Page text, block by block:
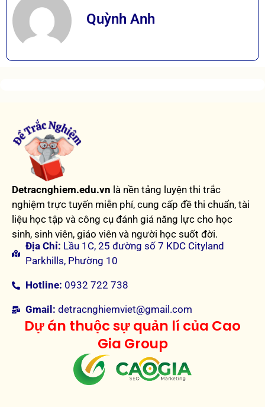
Quỳnh Anh
Detracnghiem.edu.vn là nền tảng luyện thi trắc
nghiệm trực tuyến miễn phí, cung cấp đề thi chuẩn, tài
liệu học tập và công cụ đánh giá năng lực cho học
sinh, sinh viên, giáo viên và người học suốt đời.
Địa Chỉ: Lầu 1C, 25 đường số 7 KDC Cityland
Parkhills, Phường 10
Hotline: 0932 722 738
Gmail: detracnghiemviet@gmail.com
Dự án thuộc sự quản lí của Cao
Gia Group